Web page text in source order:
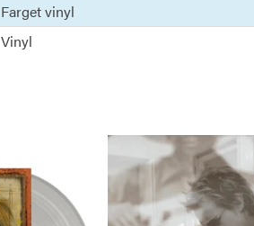
Farget vinyl
Vinyl